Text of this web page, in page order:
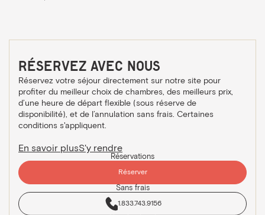
Réservez avec nous
Réservez votre séjour directement sur notre site pour
profiter du meilleur choix de chambres, des meilleurs prix,
d’une heure de départ flexible (sous réserve de
disponibilité), et de l’annulation sans frais. Certaines
conditions s'appliquent.
En savoir plusS'y rendre
Réservations
Réserver
Sans frais
1.833.743.9156